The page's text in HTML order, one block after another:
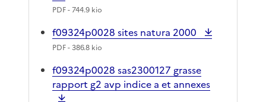
PDF- 744.9 kio
f09324p0028 sites natura 2000
PDF- 386.8 kio
f09324p0028 sas2300127 grasse
rapport g2 avp indice a et annexes